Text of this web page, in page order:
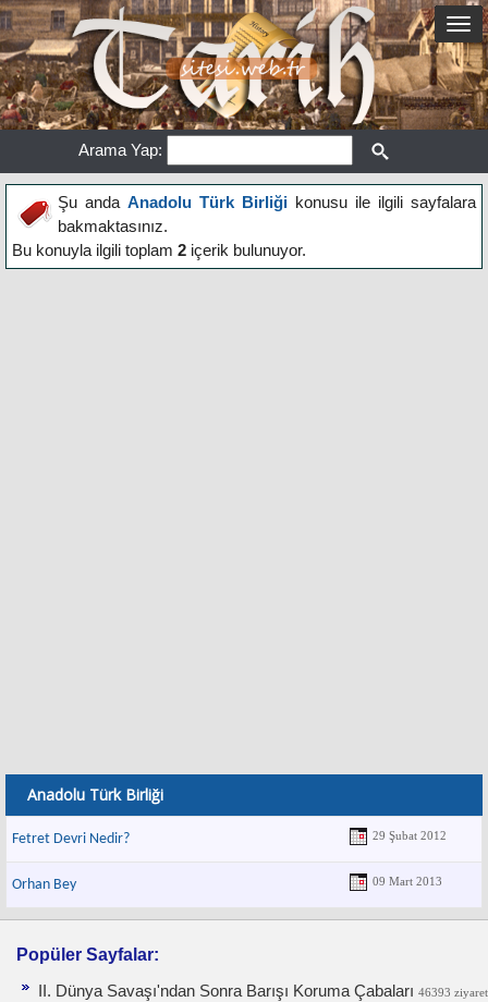
Arama Yap:
Şu anda Anadolu Türk Birliği konusu ile ilgili sayfalara
bakmaktasınız.
Bu konuyla ilgili toplam 2 içerik bulunuyor.
Anadolu Türk Birliği
Fetret Devri Nedir? 29 Şubat 2012
Orhan Bey 09 Mart 2013
Popüler Sayfalar:
II. Dünya Savaşı'ndan Sonra Barışı Koruma Ça­baları 46393 ziyaret